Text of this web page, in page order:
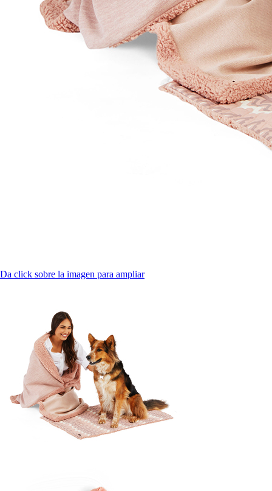
Da click sobre la imagen para ampliar